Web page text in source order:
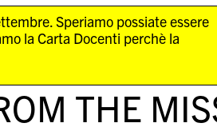
Speriamo possiate essere
la Carta Docenti perchè la
THE